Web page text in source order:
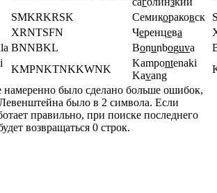
SMKRKRSK Семикораковск
XRNTSFN Черенцева
BNNBKL Bonunboguva
KMPNKTNKKWNK
Kampontenaki
Kavang
намеренно было сделано больше ошибок,
было в 2 символа. Если
правильно, при поиске последнего
возвращаться 0 строк.